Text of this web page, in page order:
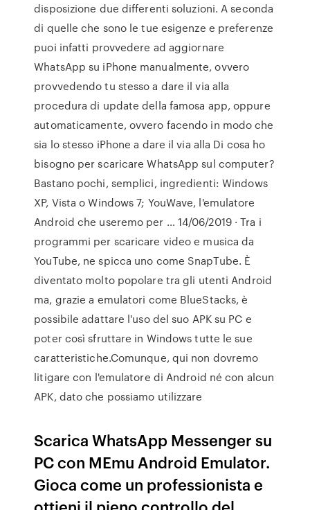
disposizione due differenti soluzioni. A seconda
di quelle che sono le tue esigenze e preferenze
puoi infatti provvedere ad aggiornare
WhatsApp su iPhone manualmente, ovvero
provvedendo tu stesso a dare il via alla
procedura di update della famosa app, oppure
automaticamente, ovvero facendo in modo che
sia lo stesso iPhone a dare il via alla Di cosa ho
bisogno per scaricare WhatsApp sul computer?
Bastano pochi, semplici, ingredienti: Windows
XP, Vista o Windows 7; YouWave, l'emulatore
Android che useremo per … 14/06/2019 · Tra i
programmi per scaricare video e musica da
YouTube, ne spicca uno come SnapTube. È
diventato molto popolare tra gli utenti Android
ma, grazie a emulatori come BlueStacks, è
possibile adattare l'uso del suo APK su PC e
poter così sfruttare in Windows tutte le sue
caratteristiche.Comunque, qui non dovremo
litigare con l'emulatore di Android né con alcun
APK, dato che possiamo utilizzare
Scarica WhatsApp Messenger su
PC con MEmu Android Emulator.
Gioca come un professionista e